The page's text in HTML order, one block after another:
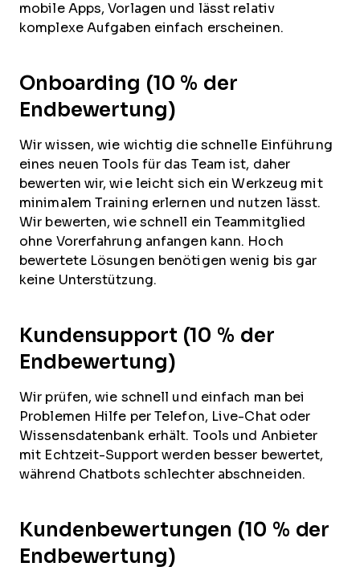
mobile Apps, Vorlagen und lässt relativ
komplexe Aufgaben einfach erscheinen.
Onboarding (10 % der
Endbewertung)
Wir wissen, wie wichtig die schnelle Einführung
eines neuen Tools für das Team ist, daher
bewerten wir, wie leicht sich ein Werkzeug mit
minimalem Training erlernen und nutzen lässt.
Wir bewerten, wie schnell ein Teammitglied
ohne Vorerfahrung anfangen kann. Hoch
bewertete Lösungen benötigen wenig bis gar
keine Unterstützung.
Kundensupport (10 % der
Endbewertung)
Wir prüfen, wie schnell und einfach man bei
Problemen Hilfe per Telefon, Live-Chat oder
Wissensdatenbank erhält. Tools und Anbieter
mit Echtzeit-Support werden besser bewertet,
während Chatbots schlechter abschneiden.
Kundenbewertungen (10 % der
Endbewertung)